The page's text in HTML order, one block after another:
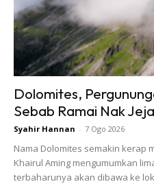
Seri Dr Wee Ka Siong
tren khas itu diwujudkan
jalan raya yang diramal
tahun ini.
Dolomites,
Sebab Ramai Nak
Syahir Hannan - 7 Ogo 2026
Nama Dolomites semakin kerap
Khairul Aming mengumumkan
terbaharunya akan dibawa ke